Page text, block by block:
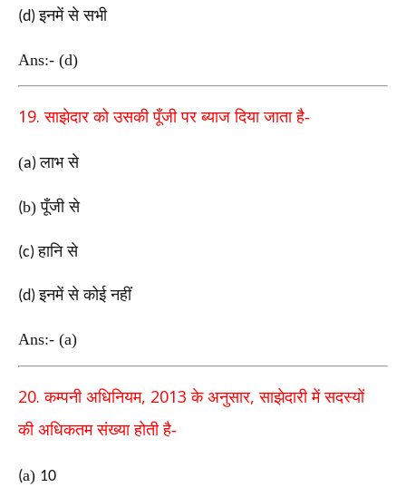
(d)इनमें से सभी
Ans:- (d)
19.साझेदार को उसकी पूँजी पर ब्याज दिया जाता है-
(a)लाभ से
(b) पूँजी से
(c)हानि से
(d)इनमें से कोई नहीं
Ans:- (a)
20.कम्पनी अधिनियम, 2013 के अनुसार,साझेदारी में सदस्यों
की अधिकतम संख्या होती है-
(a) 10